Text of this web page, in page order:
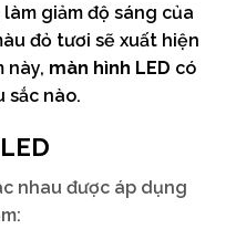
giảm độ sáng của
đỏ tươi sẽ xuất hiện
này, màn hình LED có
sắc nào.
nhau được áp dụng